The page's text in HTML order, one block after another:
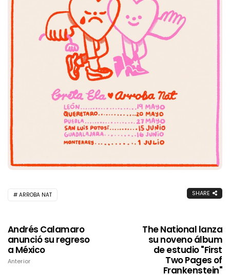
ARROBA NAT SHARE
Andrés Calamaro
anunció su regreso
a México
Anterior
The National lanza
su noveno álbum
de estudio "First
Two Pages of
Frankenstein"